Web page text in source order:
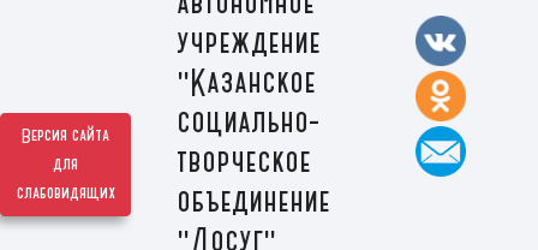
Версия сайта
для
слабовидящих
учреждение
"Казанское
социально-
творческое
объединение